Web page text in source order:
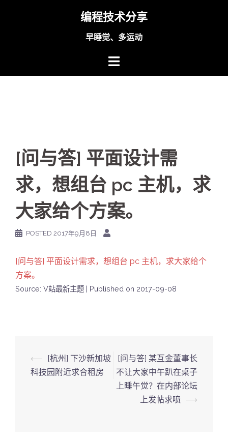
编程技术分享
早睡觉、多运动
[问与答] 平面设计需
求，想组台 pc 主机，求
大家给个方案。
POSTED 2017年9月8日
[问与答] 平面设计需求，想组台 pc 主机，求大家给个
方案。
Source: V站最新主题 Published on 2017-09-08
Post
navigation
⟵
[杭州] 下沙新加坡
科技园附近求合租房
[问与答] 某互金董事长
不让大家中午趴在桌子
上睡午觉？在内部论坛
上发帖求喷 ⟶